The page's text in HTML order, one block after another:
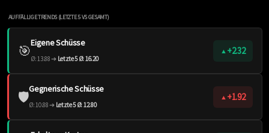
AUFFÄLLIGE TRENDS (LETZTE 5 VS GESAMT)
🎯Eigene Schüsse
Ø: 13.88 ➔ Letzte 5 Ø: 16.20
▲ +2.32
🛡️Gegnerische Schüsse
Ø: 10.88 ➔ Letzte 5 Ø: 12.80
▲ +1.92